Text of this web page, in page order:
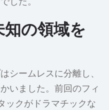
の領域を
シームレスに分離し、
いました。前回のフィ
ックがドラマチックな